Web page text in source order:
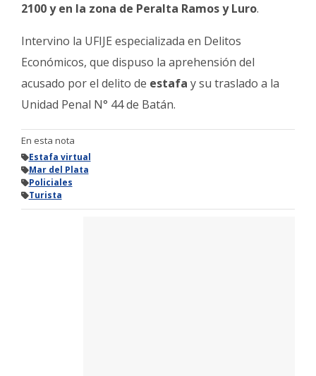
2100 y en la zona de Peralta Ramos y Luro.
Intervino la UFIJE especializada en Delitos
Económicos, que dispuso la aprehensión del
acusado por el delito de estafa y su traslado a la
Unidad Penal N° 44 de Batán.
En esta nota
Estafa virtual
Mar del Plata
Policiales
Turista